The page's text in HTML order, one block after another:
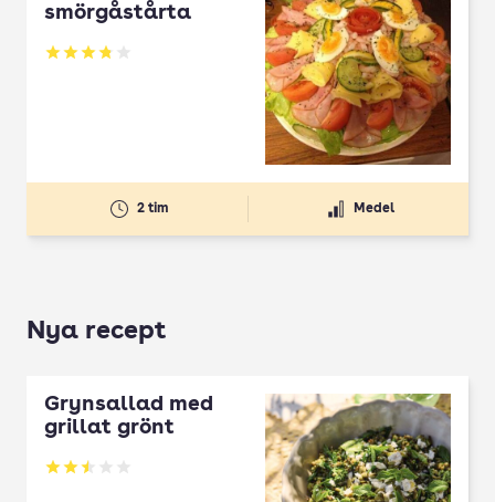
smörgåstårta
Betyg: 3.82 av 5
2 tim Medel
Nya recept
Grynsallad med
grillat grönt
Betyg: 2.5 av 5